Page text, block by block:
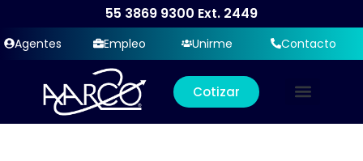
55 3869 9300 Ext. 2449
Agentes Empleo Unirme Contacto
Cotizar